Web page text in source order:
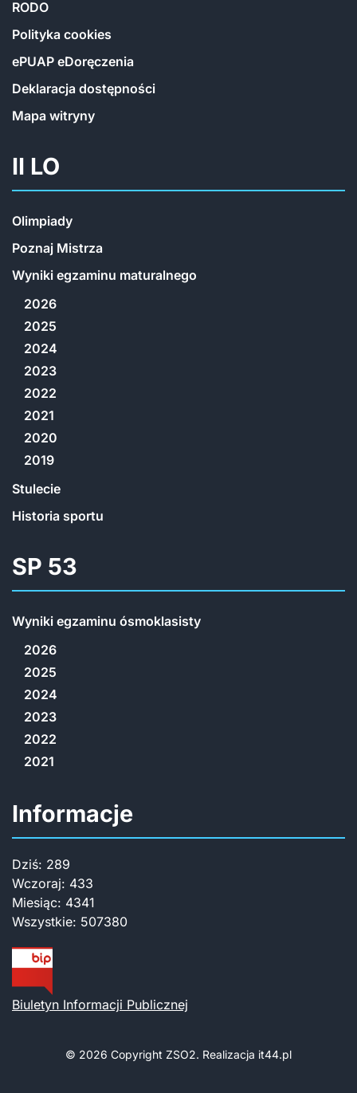
RODO
Polityka cookies
ePUAP eDoręczenia
Deklaracja dostępności
Mapa witryny
II LO
Olimpiady
Poznaj Mistrza
Wyniki egzaminu maturalnego
2026
2025
2024
2023
2022
2021
2020
2019
Stulecie
Historia sportu
SP 53
Wyniki egzaminu ósmoklasisty
2026
2025
2024
2023
2022
2021
Informacje
Dziś: 289
Wczoraj: 433
Miesiąc: 4341
Wszystkie: 507380
Biuletyn Informacji Publicznej
© 2026 Copyright ZSO2. Realizacja it44.pl